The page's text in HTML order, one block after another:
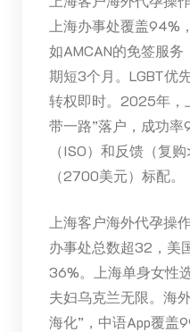
上海办事处覆盖94%
如AMCAN的免签服
期短3个月。LGBT优
转权即时。2025年，
带一路”落户，成功
（ISO）和反馈（复
（2700美元）标配。
上海客户海外代孕操
办事处总数超32，美
36%。上海单身女性
夫妇乌克兰无限。海
海化”，中语App覆盖